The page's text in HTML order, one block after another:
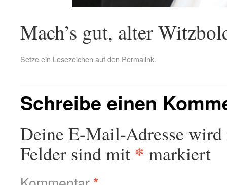
Mach’s gut, alter
Setze ein Lesezeichen auf den Permalink.
Schreibe einen
Deine E-Mail-Adresse
Felder sind mit * markiert